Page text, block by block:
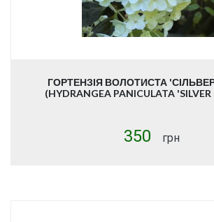
ГОРТЕНЗІЯ ВОЛОТИСТА
(HYDRANGEA PANICULATA
350 грн